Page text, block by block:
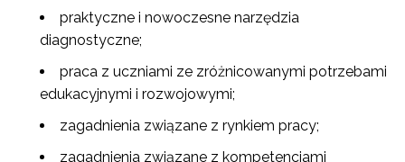
praktyczne i nowoczesne narzędzia
diagnostyczne;
praca z uczniami ze zróżnicowanymi potrzebami
edukacyjnymi i rozwojowymi;
zagadnienia związane z rynkiem pracy;
zagadnienia związane z kompetencjami